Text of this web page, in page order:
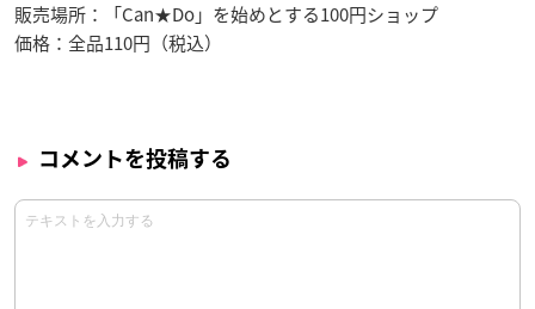
販売場所：「Can★Do」を始めとする100円ショップ
価格：全品110円（税込）
コメントを投稿する